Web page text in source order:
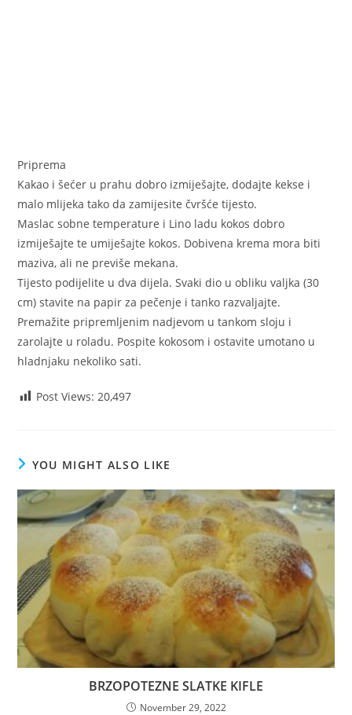
Priprema
Kakao i šećer u prahu dobro izmiješajte, dodajte kekse i
malo mlijeka tako da zamijesite čvršće tijesto.
Maslac sobne temperature i Lino ladu kokos dobro
izmiješajte te umiješajte kokos. Dobivena krema mora biti
maziva, ali ne previše mekana.
Tijesto podijelite u dva dijela. Svaki dio u obliku valjka (30
cm) stavite na papir za pečenje i tanko razvaljajte.
Premažite pripremljenim nadjevom u tankom sloju i
zarolajte u roladu. Pospite kokosom i ostavite umotano u
hladnjaku nekoliko sati.
Post Views: 20,497
YOU MIGHT ALSO LIKE
BRZOPOTEZNE SLATKE KIFLE
November 29, 2022